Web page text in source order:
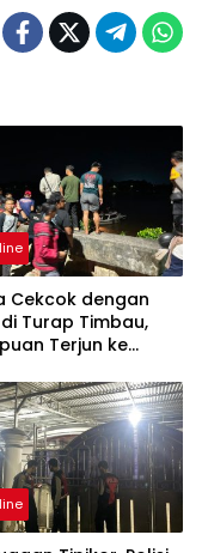
Cekcok dengan
Turap Timbau,
Terjun ke